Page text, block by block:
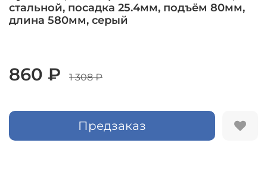
стальной, посадка 25.4мм, подъём 80мм,
длина 580мм, серый
860 ₽ 1 308 ₽
Предзаказ